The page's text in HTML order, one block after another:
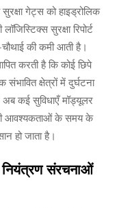
गेट्स को हाइड्रोलिक
सुरक्षा रिपोर्ट
की कमी आती है।
करती है कि कोई छिपे
क्षेत्रों में दुर्घटना
अब कई सुविधाएँ मॉड्यूलर
की आवश्यकताओं के समय के
हो जाता है।
संरचनाओं